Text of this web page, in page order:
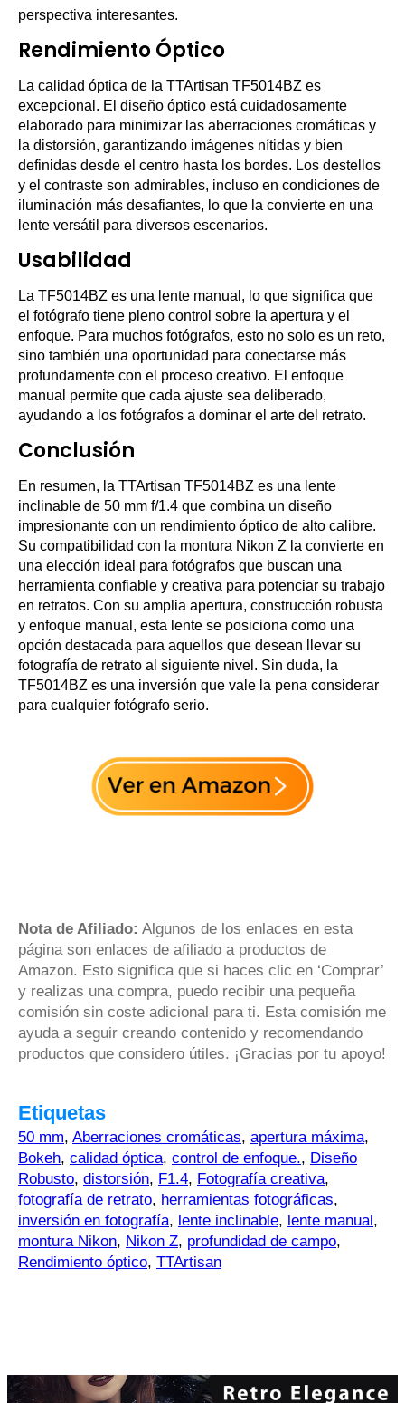
perspectiva interesantes.
Rendimiento Óptico
La calidad óptica de la TTArtisan TF5014BZ es
excepcional. El diseño óptico está cuidadosamente
elaborado para minimizar las aberraciones cromáticas y
la distorsión, garantizando imágenes nítidas y bien
definidas desde el centro hasta los bordes. Los destellos
y el contraste son admirables, incluso en condiciones de
iluminación más desafiantes, lo que la convierte en una
lente versátil para diversos escenarios.
Usabilidad
La TF5014BZ es una lente manual, lo que significa que
el fotógrafo tiene pleno control sobre la apertura y el
enfoque. Para muchos fotógrafos, esto no solo es un reto,
sino también una oportunidad para conectarse más
profundamente con el proceso creativo. El enfoque
manual permite que cada ajuste sea deliberado,
ayudando a los fotógrafos a dominar el arte del retrato.
Conclusión
En resumen, la TTArtisan TF5014BZ es una lente
inclinable de 50 mm f/1.4 que combina un diseño
impresionante con un rendimiento óptico de alto calibre.
Su compatibilidad con la montura Nikon Z la convierte en
una elección ideal para fotógrafos que buscan una
herramienta confiable y creativa para potenciar su trabajo
en retratos. Con su amplia apertura, construcción robusta
y enfoque manual, esta lente se posiciona como una
opción destacada para aquellos que desean llevar su
fotografía de retrato al siguiente nivel. Sin duda, la
TF5014BZ es una inversión que vale la pena considerar
para cualquier fotógrafo serio.
Nota de Afiliado: Algunos de los enlaces en esta
página son enlaces de afiliado a productos de
Amazon. Esto significa que si haces clic en ‘Comprar’
y realizas una compra, puedo recibir una pequeña
comisión sin coste adicional para ti. Esta comisión me
ayuda a seguir creando contenido y recomendando
productos que considero útiles. ¡Gracias por tu apoyo!
Etiquetas
50 mm, Aberraciones cromáticas, apertura máxima,
Bokeh, calidad óptica, control de enfoque., Diseño
Robusto, distorsión, F1.4, Fotografía creativa,
fotografía de retrato, herramientas fotográficas,
inversión en fotografía, lente inclinable, lente manual,
montura Nikon, Nikon Z, profundidad de campo,
Rendimiento óptico, TTArtisan